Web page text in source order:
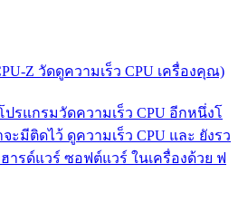
Z วัดดูความเร็ว CPU เครื่องคุณ)
ปรแกรมวัดความเร็ว CPU อีกหนึ่งโ
มีติดไว้ ดูความเร็ว CPU และ ยังรว
ารด์แวร์ ซอฟต์แวร์ ในเครื่องด้วย ฟ